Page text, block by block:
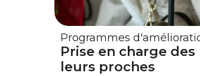
Programmes
Prise en charge
leurs proches